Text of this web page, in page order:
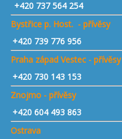
+420 737 564 254
Bystřice p. Host. - přívěsy
+420 739 776 956
Praha západ Vestec - přívěsy
+420 730 143 153
Znojmo - přívěsy
+420 604 493 863
Ostrava